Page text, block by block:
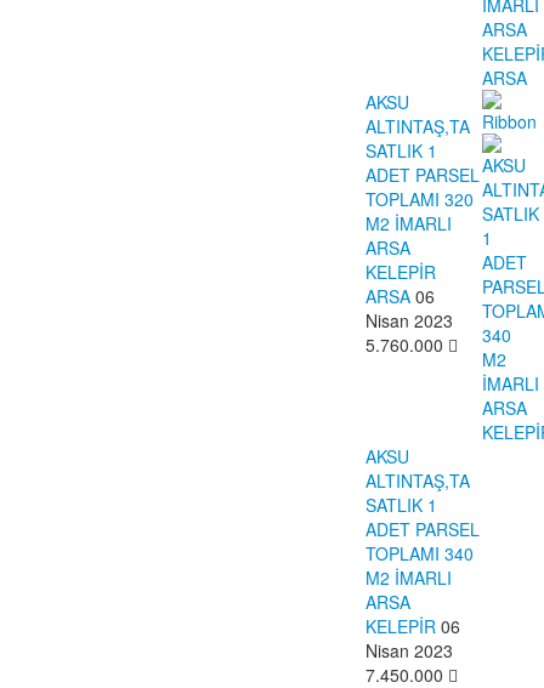
AKSU
ALTINTAŞ,TA
SATLIK 1
ADET PARSEL
TOPLAMI 320
M2 İMARLI
ARSA
KELEPİR
ARSA 06
Nisan 2023
5.760.000
AKSU
ALTINTAŞ,TA
SATLIK 1
ADET PARSEL
TOPLAMI 340
M2 İMARLI
ARSA
KELEPİR 06
Nisan 2023
7.450.000